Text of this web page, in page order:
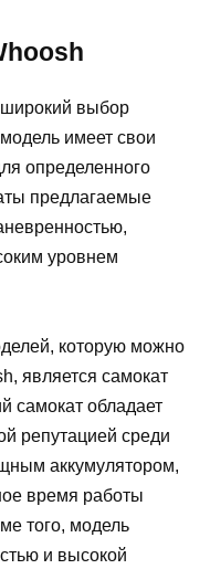
выбор
имеет свои
определенного
предлагаемые
уровнем
которую можно
является самокат
самокат обладает
репутацией среди
аккумулятором,
время работы
того, модель
и высокой